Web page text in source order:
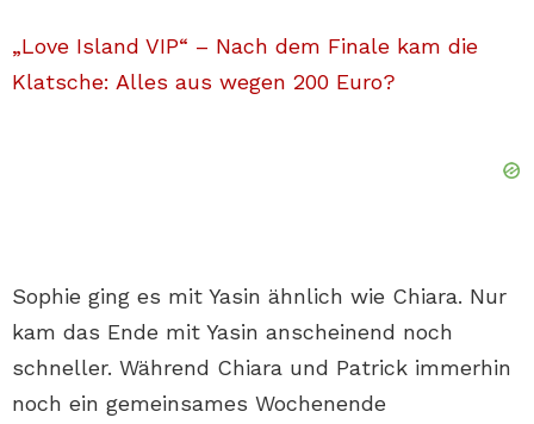
„Love Island VIP“ – Nach dem Finale kam die
Klatsche: Alles aus wegen 200 Euro?
Sophie ging es mit Yasin ähnlich wie Chiara. Nur
kam das Ende mit Yasin anscheinend noch
schneller. Während Chiara und Patrick immerhin
noch ein gemeinsames Wochenende